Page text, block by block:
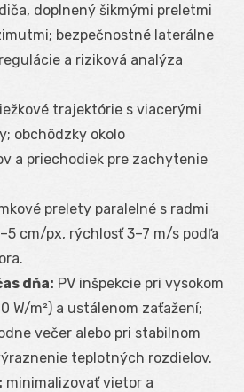
doplnený šikmými preletmi
bezpečnostné laterálne
a riziková analýza
trajektórie s viacerými
obchôdzky okolo
a priechodiek pre zachytenie
prelety paralelné s radmi
cm/px, rýchlosť 3–7 m/s podľa
dňa: PV inšpekcie pri vysokom
W/m²) a ustálenom zaťažení;
večer alebo pri stabilnom
teplotných rozdielov.
minimalizovať vietor a